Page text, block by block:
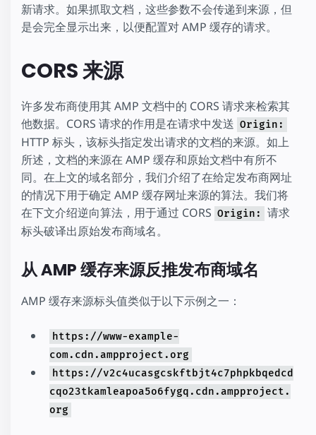
新请求。如果抓取文档，这些参数不会传递到来源，但
是会完全显示出来，以便配置对 AMP 缓存的请求。
CORS 来源
许多发布商使用其 AMP 文档中的 CORS 请求来检索其
他数据。CORS 请求的作用是在请求中发送 Origin:
HTTP 标头，该标头指定发出请求的文档的来源。如上
所述，文档的来源在 AMP 缓存和原始文档中有所不
同。在上文的域名部分，我们介绍了在给定发布商网址
的情况下用于确定 AMP 缓存网址来源的算法。我们将
在下文介绍逆向算法，用于通过 CORS Origin:
请求
标头破译出原始发布商域名。
从 AMP 缓存来源反推发布商域名
AMP 缓存来源标头值类似于以下示例之一：
https://www-example-
com.cdn.ampproject.org
https://v2c4ucasgcskftbjt4c7phpkbqedcd
cqo23tkamleapoa5o6fygq.cdn.ampproject.
org